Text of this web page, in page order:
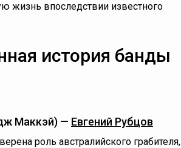
жизнь впоследствии известного
история банды
Маккэй) — Евгений Рубцов
роль австралийского грабителя,